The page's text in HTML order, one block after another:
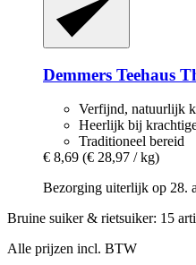
Demmers Teehaus
Verfijnd, natuurlijk
Heerlijk bij
Traditioneel bereid
€ 8,69 (€ 28,97 / kg)
Bezorging uiterlijk op 28.
Bruine suiker & rietsuiker: 15
Alle prijzen incl. BTW